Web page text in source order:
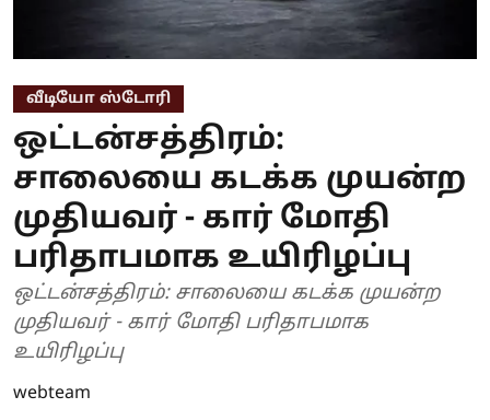
வீடியோ ஸ்டோரி
ஒட்டன்சத்திரம்:
சாலையை கடக்க முயன்ற
முதியவர் - கார் மோதி
பரிதாபமாக உயிரிழப்பு
ஒட்டன்சத்திரம்: சாலையை கடக்க முயன்ற
முதியவர் - கார் மோதி பரிதாபமாக
உயிரிழப்பு
webteam